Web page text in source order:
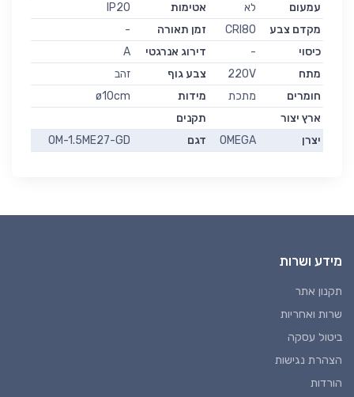
עמעום
לא אטימות
IP20
מקדם צבע
CRI80 זמן תאורה
-
כיסוי
- דירוג אנרגטי
A
מתח
220V צבע גוף
זהב
חומרים
מתכת מידות
ø10cm
ארץ יצור
תקנים
יצרן
OMEGA דגם OM-1.5ME27-GD
מידע ושרות
תקנון אתר
שרות ואחריות
ביטול עסקה
הצהרת נגישות
הורדות